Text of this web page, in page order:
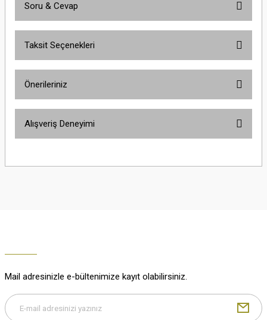
Soru & Cevap
Taksit Seçenekleri
Önerileriniz
yetersiz gördüğünüz noktaları öneri formunu kullanarak tarafımıza
Alışveriş Deneyimi
M... K... | 29/12/2025
Mail adresinizle e-bültenimize kayıt olabilirsiniz.